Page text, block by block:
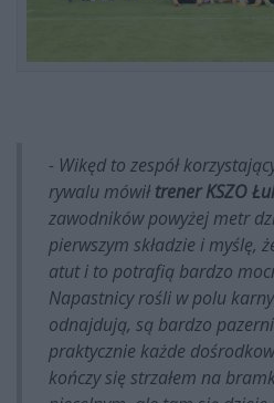
- Wikęd to zespół
rywalu mówił trener KSZO
zawodników powyżej metr
pierwszym składzie i myślę,
atut i to potrafią bardzo
Napastnicy rośli w polu
odnajdują, są bardzo
praktycznie każde
kończy się strzałem na